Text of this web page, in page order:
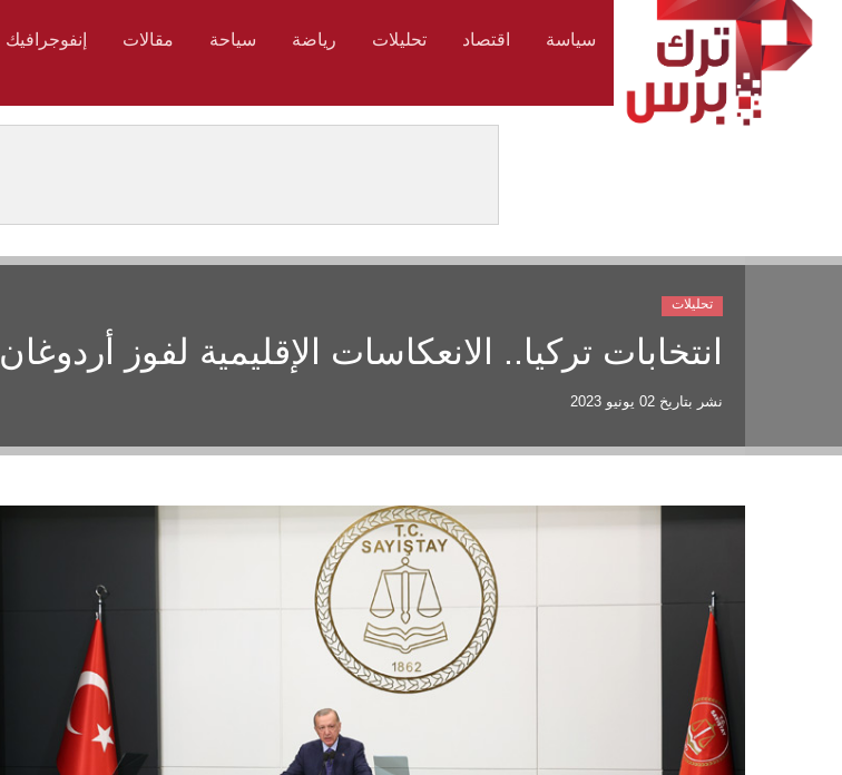
سياسة اقتصاد تحليلات رياضة سياحة مقالات إنفوجرافيك
انتخابات تركيا.. الانعكاسات الإقليمية لفوز أردوغان
نشر بتاريخ 02 يونيو 2023
تحليلات